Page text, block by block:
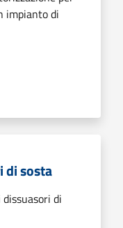
impianto di
di sosta
di